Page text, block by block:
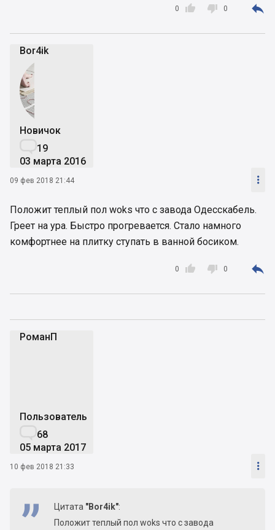

0  0 
Bor4ik
Новичок
19
03 марта 2016
09 фев 2018 21:44 
Положит теплый пол woks что с завода Одесскабель.
Греет на ура. Быстро прогревается. Стало намного
комфортнее на плитку ступать в ванной босиком.

0  0 
РоманП
Пользователь
68
05 марта 2017
10 фев 2018 21:33 
Цитата "Bor4ik":
Положит теплый пол woks что с завода